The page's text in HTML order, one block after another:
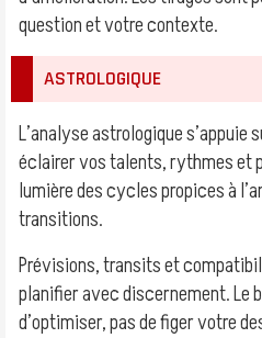
question et votre contexte.
ASTROLOGIQUE
L’analyse astrologique
éclairer vos talents, rythmes et
lumière des cycles propices à
transitions.
Prévisions, transits et
planifier avec discernement. Le
d’optimiser, pas de figer votre